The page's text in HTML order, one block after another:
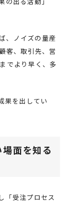
、ノイズの量産
客、取引先、営
でより早く、多
果を出してい
面を知る
「受注プロセス